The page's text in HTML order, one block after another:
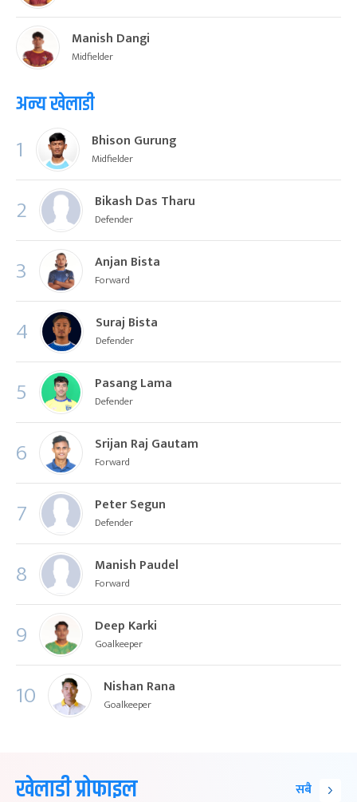
Manish Dangi
Midfielder
अन्य खेलाडी
1 Bhison Gurung
Midfielder
2 Bikash Das Tharu
Defender
3 Anjan Bista
Forward
4 Suraj Bista
Defender
5 Pasang Lama
Defender
6 Srijan Raj Gautam
Forward
7 Peter Segun
Defender
8 Manish Paudel
Forward
9 Deep Karki
Goalkeeper
10 Nishan Rana
Goalkeeper
खेलाडी प्रोफाइल सबै